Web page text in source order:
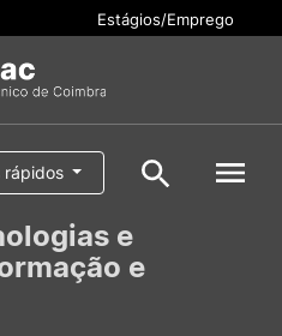
Estágios/Emprego
rápidos
e
e